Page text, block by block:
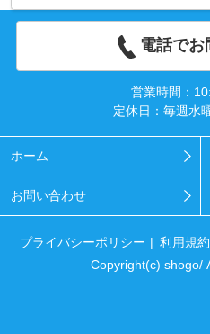
電話でお
営業時間：
定休日：毎週水
ホーム
お問い合わせ
プライバシーポリシー 利用規約
Copyright(c) shogo/